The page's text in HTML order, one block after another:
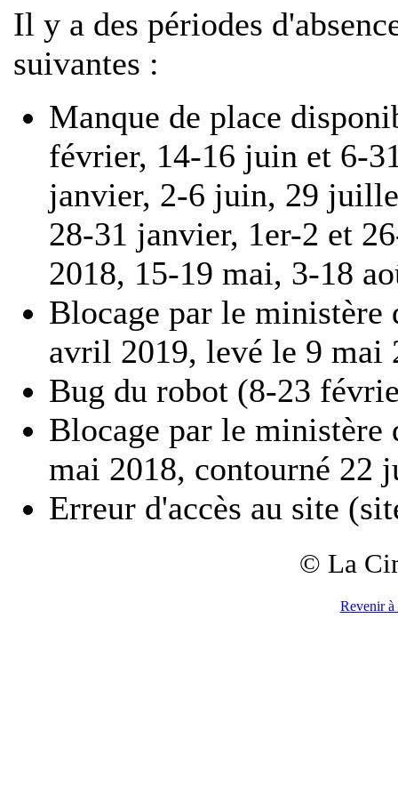
Il y a des périodes
suivantes :
Manque de place
février, 14-16 juin et 6-
janvier, 2-6 juin, 29
28-31 janvier, 1er-2 et
2018, 15-19 mai, 3-18
Blocage par le
avril 2019, levé le 9 mai
Bug du robot (8-23
Blocage par le
mai 2018, contourné 22
Erreur d'accès au site
© La
Revenir